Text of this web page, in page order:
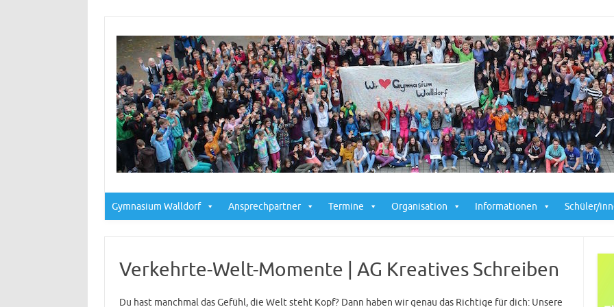
Gymnasium Walldorf
Ansprechpartner Termine Organisation Informationen Schüler/
Verkehrte-Welt-Momente | AG Kreatives Schreiben
Du hast manchmal das Gefühl, die Welt steht Kopf? Dann haben wir genau das Richtige für dich: Unsere